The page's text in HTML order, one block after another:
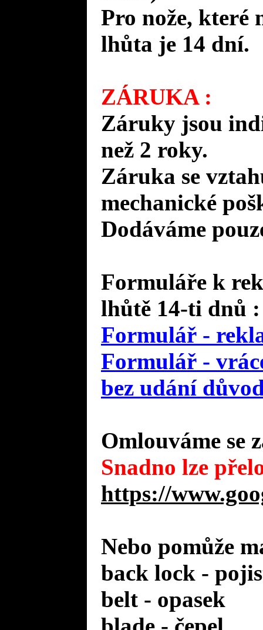
Pro nože, které
lhůta je 14 dní.
ZÁRUKA :
Záruky jsou
než 2 roky.
Záruka se
mechanické
Dodáváme
Formuláře k
lhůtě 14-ti dnů :
Formulář -
Formulář -
bez udání
Omlouváme se
Snadno lze
https://
Nebo pomůže
back lock -
belt - opasek